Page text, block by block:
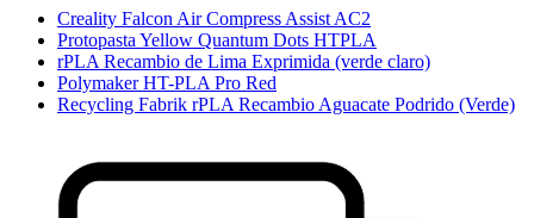
Creality Falcon Air Compress Assist AC2
Protopasta Yellow Quantum Dots HTPLA
rPLA Recambio de Lima Exprimida (verde claro)
Polymaker HT-PLA Pro Red
Recycling Fabrik rPLA Recambio Aguacate Podrido (Verde)